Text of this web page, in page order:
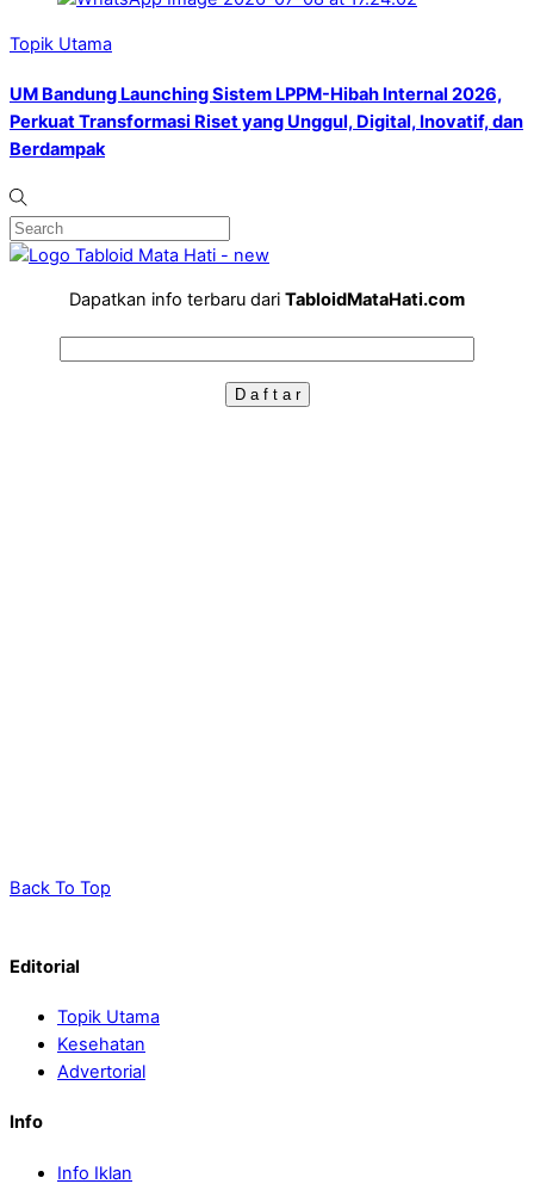
Topik Utama
UM Bandung Launching Sistem LPPM-Hibah Internal 2026,
Perkuat Transformasi Riset yang Unggul, Digital, Inovatif, dan
Berdampak
Dapatkan info terbaru dari TabloidMataHati.com
Back To Top
Editorial
Topik Utama
Kesehatan
Advertorial
Info
Info Iklan